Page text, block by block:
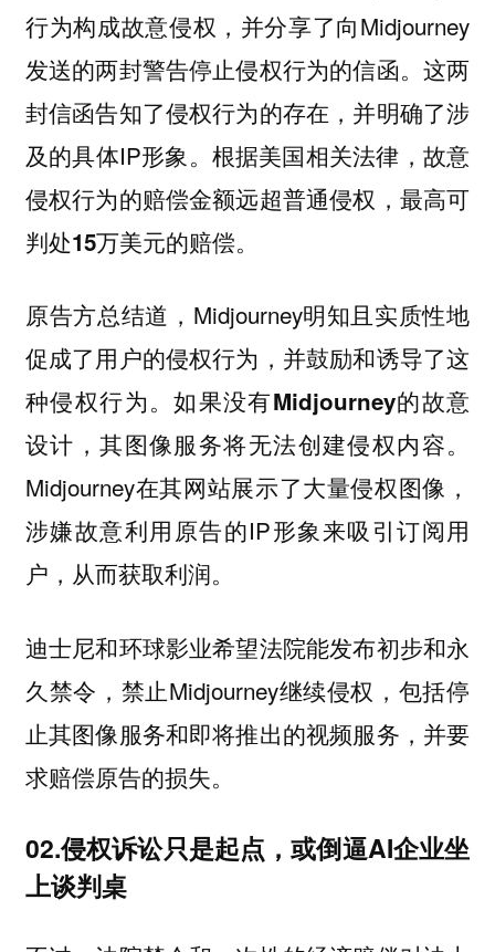
行为构成故意侵权 ，并分享了向Midjourney
发送的两封警告停止侵权行为的信函。这两
封信函告知了侵权行为的存在，并明确了涉
及的具体IP形象。根据美国相关法律，故意
侵权行为的赔偿金额远超普通侵权， 最高可
判处15万美元的赔偿。
原告方总结道，Midjourney明知且实质性地
促成了用户的侵权行为，并鼓励和诱导了这
种侵权行为。如果没有Midjourney的故意
设计，其图像服务将无法创建侵权内容。
Midjourney在其网站展示了大量侵权图像，
涉嫌故意利用原告的IP形象来吸引订阅用
户，从而获取利润。
迪士尼和环球影业希望法院能发布初步和永
久禁令，禁止Midjourney继续侵权，包括停
止其图像服务和即将推出的视频服务，并要
求赔偿原告的损失。
02.侵权诉讼只是起点，或倒逼AI企业坐
上谈判桌